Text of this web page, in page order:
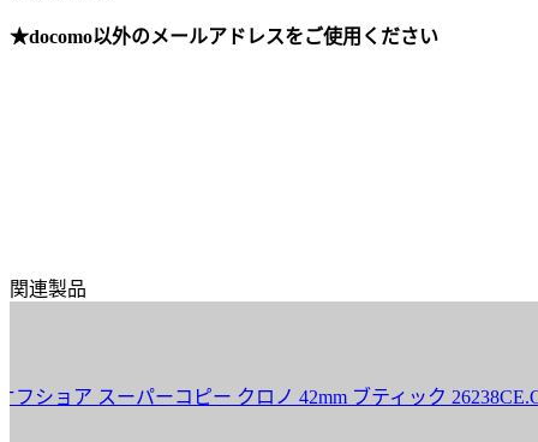
★docomo以外のメールアドレスをご使用ください
関連製品
ア スーパーコピー クロノ 42mm ブティック